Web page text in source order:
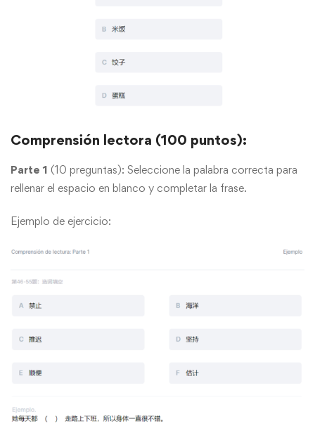
Comprensión lectora (100 puntos):
Parte 1 (10 preguntas): Seleccione la palabra correcta para
rellenar el espacio en blanco y completar la frase.
Ejemplo de ejercicio: